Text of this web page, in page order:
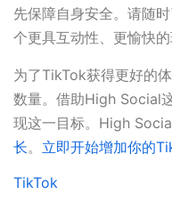
先保障自身安全。请随
个更具互动性、更愉快的
为了TikTok获得更好的
数量。借助High Social
现这一目标。High
长。 立即开始增加你的
TikTok